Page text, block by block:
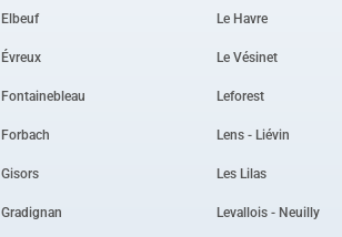
Elbeuf
Évreux
Fontainebleau
Forbach
Gisors
Gradignan
Le Havre
Le Vésinet
Leforest
Lens - Liévin
Les Lilas
Levallois - Neuilly